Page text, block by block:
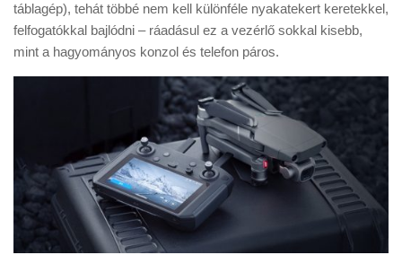
táblagép), tehát többé nem kell különféle nyakatekert keretekkel,
felfogatókkal bajlódni – ráadásul ez a vezérlő sokkal kisebb,
mint a hagyományos konzol és telefon páros.